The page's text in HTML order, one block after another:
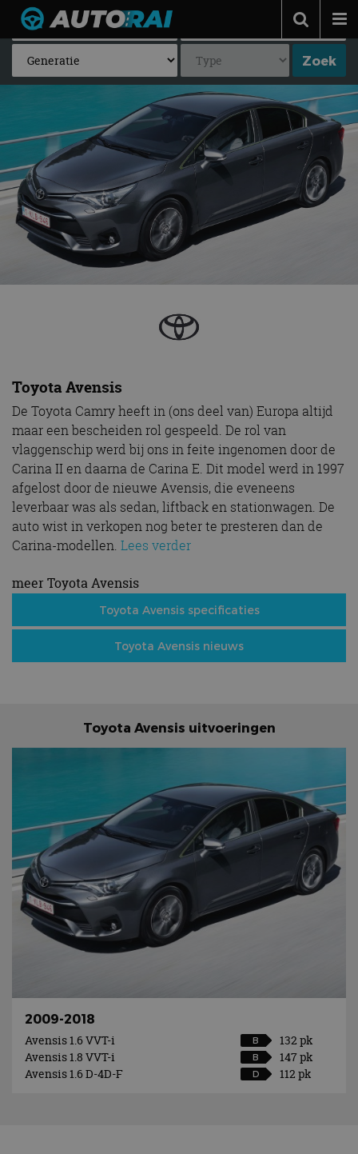
Autonieuws
Podcast
Automerken
Adverteren
Contact
MotorRAI.nl
Toyota Avensis
De Toyota Camry heeft in (ons deel van) Europa altijd
maar een bescheiden rol gespeeld. De rol van
vlaggenschip werd bij ons in feite ingenomen door de
Carina II en daarna de Carina E. Dit model werd in 1997
afgelost door de nieuwe Avensis, die eveneens
leverbaar was als sedan, liftback en stationwagen. De
auto wist in verkopen nog beter te presteren dan de
Carina-modellen. Lees verder
meer Toyota Avensis
Toyota Avensis specificaties
Toyota Avensis nieuws
Toyota Avensis uitvoeringen
2009-2018
Avensis 1.6 VVT-i
B
132 pk
Avensis 1.8 VVT-i
B
147 pk
Avensis 1.6 D-4D-F
D 112 pk